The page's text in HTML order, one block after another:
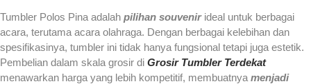
Tumbler Polos Pina adalah pilihan souvenirideal untuk berbagai
acara, terutama acara olahraga. Dengan berbagai kelebihan dan
spesifikasinya, tumbler ini tidak hanya fungsional tetapi juga estetik.
Pembelian dalam skala grosir di Grosir Tumbler Terdekat
menawarkan harga yang lebih kompetitif, membuatnya menjadi